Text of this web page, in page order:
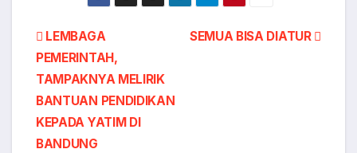
SEMUA BISA DIATUR
LEMBAGA
PEMERINTAH,
TAMPAKNYA MELIRIK
BANTUAN PENDIDIKAN
KEPADA YATIM DI
BANDUNG